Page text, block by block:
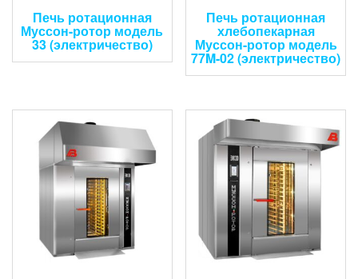
Печь ротационная
Муссон-ротор модель
33 (электричество)
Печь ротационная
хлебопекарная
Муссон-ротор модель
77M-02 (электричество)